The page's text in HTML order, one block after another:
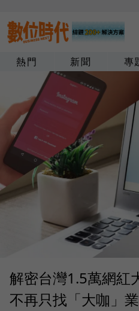
熱門 新聞 專
解密台灣1.5萬網紅
不再只找「大咖」